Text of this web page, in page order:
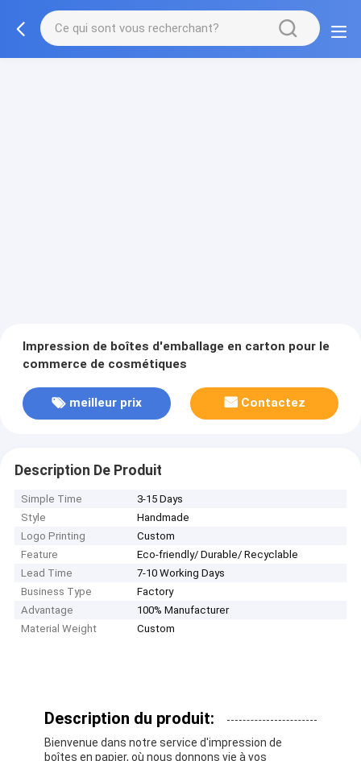
Impression de boîtes d'emballage en carton pour le
commerce de cosmétiques
meilleur prix Contactez
Description De Produit
Simple Time
3-15 Days
Style
Handmade
Logo Printing
Custom
Feature
Eco-friendly/ Durable/ Recyclable
Lead Time
7-10 Working Days
Business Type
Factory
Advantage
100% Manufacturer
Material Weight
Custom
Description du produit:
Bienvenue dans notre service d'impression de
boîtes en papier, où nous donnons vie à vos